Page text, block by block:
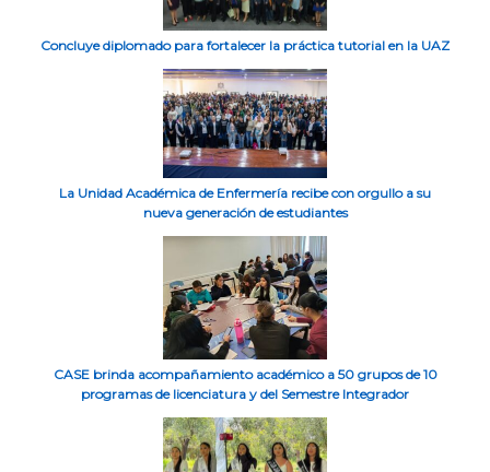
Concluye diplomado para fortalecer la práctica tutorial en la UAZ
La Unidad Académica de Enfermería recibe con orgullo a su
nueva generación de estudiantes
CASE brinda acompañamiento académico a 50 grupos de 10
programas de licenciatura y del Semestre Integrador